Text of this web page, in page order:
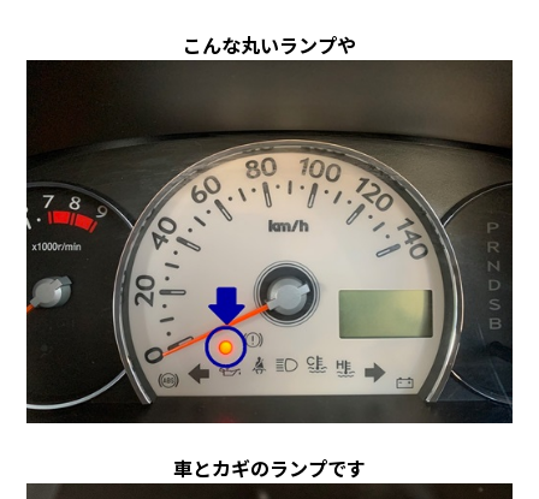
こんな丸いランプや
車とカギのランプです